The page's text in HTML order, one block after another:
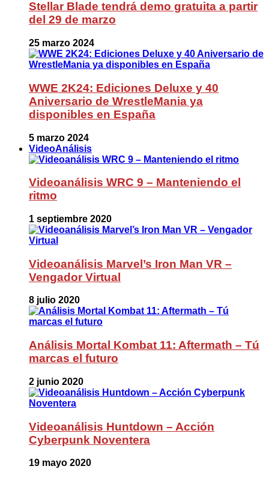
Stellar Blade tendrá demo gratuita a partir
del 29 de marzo
25 marzo 2024
WWE 2K24: Ediciones Deluxe y 40
Aniversario de WrestleMania ya
disponibles en España
5 marzo 2024
VideoAnálisis
Videoanálisis WRC 9 – Manteniendo el
ritmo
1 septiembre 2020
Videoanálisis Marvel’s Iron Man VR –
Vengador Virtual
8 julio 2020
Análisis Mortal Kombat 11: Aftermath – Tú
marcas el futuro
2 junio 2020
Videoanálisis Huntdown – Acción
Cyberpunk Noventera
19 mayo 2020